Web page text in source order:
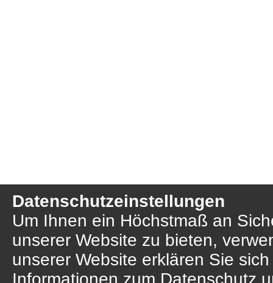
Datenschutzeinstellungen
Um Ihnen ein Höchstmaß an
unserer Website zu bieten,
unserer Website erklären Sie
Informationen zum Datenschutz